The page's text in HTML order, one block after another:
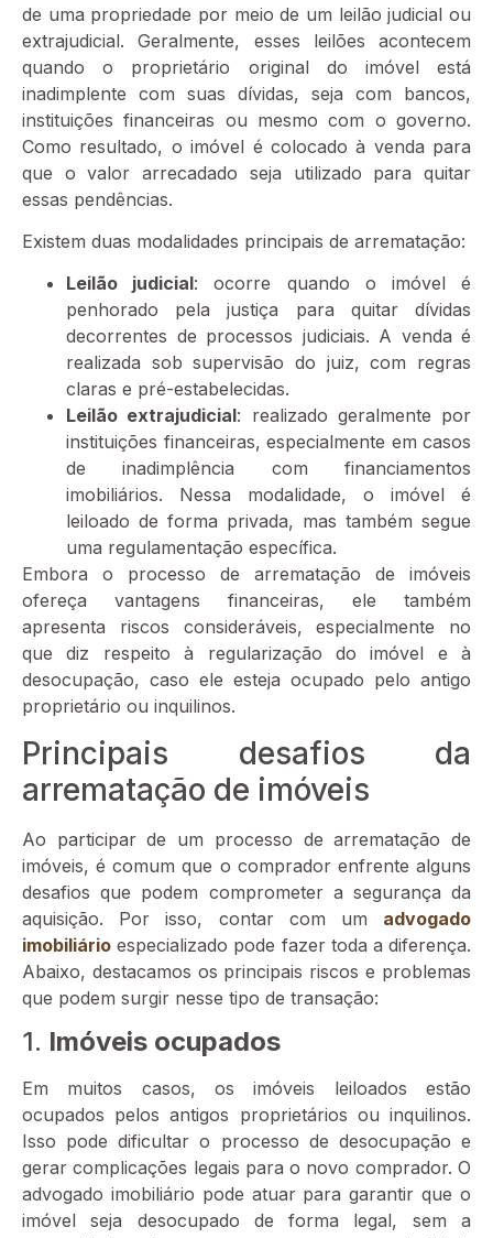
de uma propriedade por meio de um leilão judicial ou
extrajudicial. Geralmente, esses leilões acontecem
quando o proprietário original do imóvel está
inadimplente com suas dívidas, seja com bancos,
instituições financeiras ou mesmo com o governo.
Como resultado, o imóvel é colocado à venda para
que o valor arrecadado seja utilizado para quitar
essas pendências.
Existem duas modalidades principais de arrematação:
Leilão judicial: ocorre quando o imóvel é
penhorado pela justiça para quitar dívidas
decorrentes de processos judiciais. A venda é
realizada sob supervisão do juiz, com regras
claras e pré-estabelecidas.
Leilão extrajudicial: realizado geralmente por
instituições financeiras, especialmente em casos
de inadimplência com financiamentos
imobiliários. Nessa modalidade, o imóvel é
leiloado de forma privada, mas também segue
uma regulamentação específica.
Embora o processo de arrematação de imóveis
ofereça vantagens financeiras, ele também
apresenta riscos consideráveis, especialmente no
que diz respeito à regularização do imóvel e à
desocupação, caso ele esteja ocupado pelo antigo
proprietário ou inquilinos.
Principais desafios da
arrematação de imóveis
Ao participar de um processo de arrematação de
imóveis, é comum que o comprador enfrente alguns
desafios que podem comprometer a segurança da
aquisição. Por isso, contar com um advogado
imobiliário especializado pode fazer toda a diferença.
Abaixo, destacamos os principais riscos e problemas
que podem surgir nesse tipo de transação:
1. Imóveis ocupados
Em muitos casos, os imóveis leiloados estão
ocupados pelos antigos proprietários ou inquilinos.
Isso pode dificultar o processo de desocupação e
gerar complicações legais para o novo comprador. O
advogado imobiliário pode atuar para garantir que o
imóvel seja desocupado de forma legal, sem a